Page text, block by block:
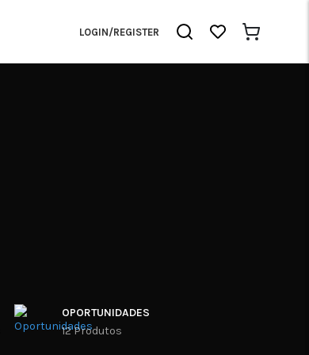
LOGIN/REGISTER
OPORTUNIDADES
12 Produtos